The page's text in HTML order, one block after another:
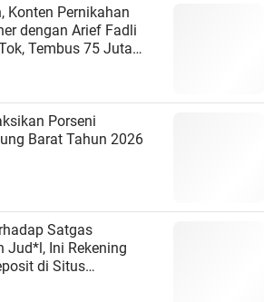
Konten Pernikahan
dengan Arief Fadli
Tembus 75 Juta
Porseni
Kelurahan Tanjung Barat Tahun 2026
Satgas
Jud*l, Ini Rekening
di Situs